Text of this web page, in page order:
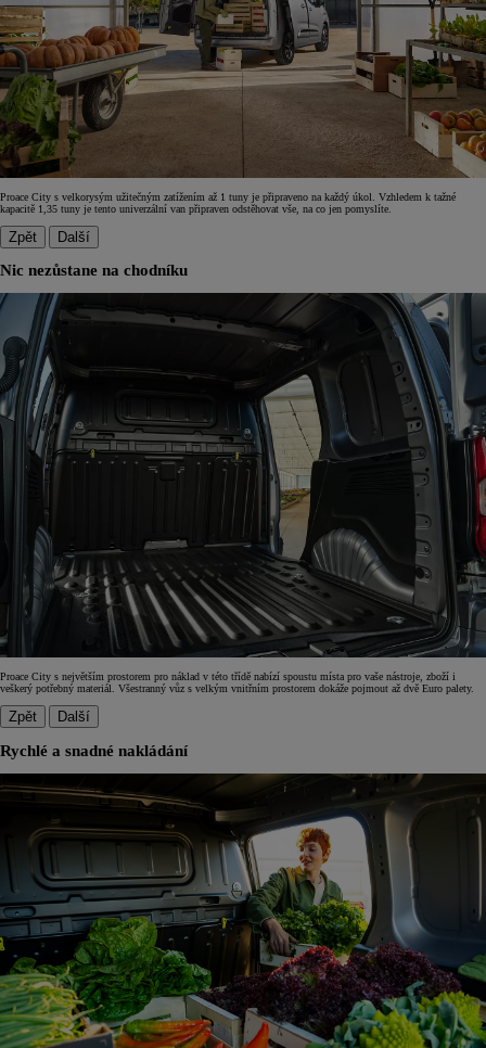
Proace City s velkorysým užitečným zatížením až 1 tuny je připraveno na každý úkol. Vzhledem k tažné
kapacitě 1,35 tuny je tento univerzální van připraven odstěhovat vše, na co jen pomyslíte.
Zpět Další
Nic nezůstane na chodníku
Proace City s největším prostorem pro náklad v této třídě nabízí spoustu místa pro vaše nástroje, zboží i
veškerý potřebný materiál. Všestranný vůz s velkým vnitřním prostorem dokáže pojmout až dvě Euro palety.
Zpět Další
Rychlé a snadné nakládání